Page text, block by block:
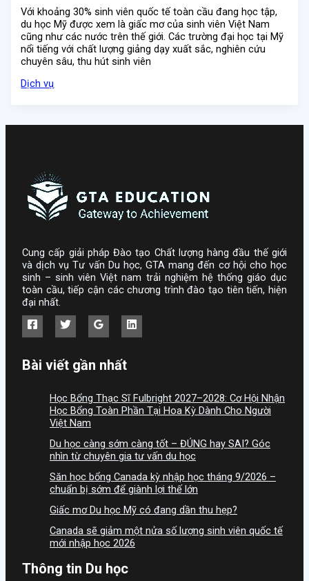
Với khoảng 30% sinh viên quốc tế toàn cầu đang học tập,
du học Mỹ được xem là giấc mơ của sinh viên Việt Nam
cũng như các nước trên thế giới. Các trường đại học tại Mỹ
nổi tiếng với chất lượng giảng dạy xuất sắc, nghiên cứu
chuyên sâu, thu hút sinh viên
Dịch vụ
Cung cấp giải pháp Đào tạo Chất lượng hàng đầu thế giới
và dịch vụ Tư vấn Du học, GTA mang đến cơ hội cho học
sinh – sinh viên Việt nam trải nghiệm hệ thống giáo dục
toàn cầu, tiếp cận các chương trình đào tạo tiên tiến, hiện
đại nhất.
Bài viết gần nhất
Học Bổng Thạc Sĩ Fulbright 2027–2028: Cơ Hội Nhận
Học Bổng Toàn Phần Tại Hoa Kỳ Dành Cho Người
Việt Nam
Du học càng sớm càng tốt – ĐÚNG hay SAI? Góc
nhìn từ chuyên gia tư vấn du học
Săn học bổng Canada kỳ nhập học tháng 9/2026 –
chuẩn bị sớm để giành lợi thế lớn
Giấc mơ Du học Mỹ có đang dần thu hẹp?
Canada sẽ giảm một nửa số lượng sinh viên quốc tế
mới nhập học 2026
Thông tin Du học